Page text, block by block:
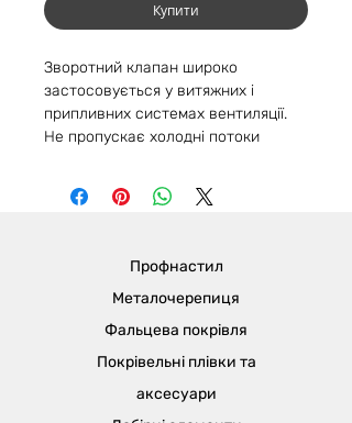
Купити
Зворотний клапан широко
застосовується у витяжних і
припливних системах вентиляції.
Не пропускає холодні потоки
вентиляції від попадання пилу,
сміття, птахів і комах. Може
дії клапана дуже простий. Лопаті
клапана під впливом повітряного
потоку відкриваються, випускаючи
на вулицю відпрацьоване повітря.
Після припинення потоку повітря,
під впливом тиску пружини, лопаті
Профнастил
Металочерепиця
Фальцева покрівля
Покрівельні плівки та
аксесуари